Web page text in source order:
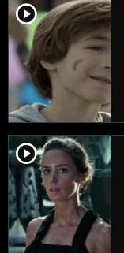
player2
player2